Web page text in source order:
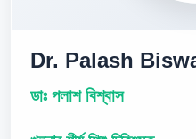
Dr. Palash
ডাঃ পলাশ বিশ্বাস